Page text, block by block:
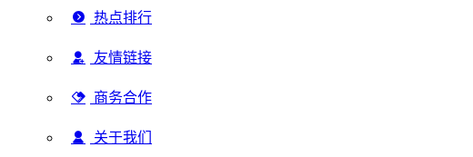
热点排行
友情链接
商务合作
关于我们